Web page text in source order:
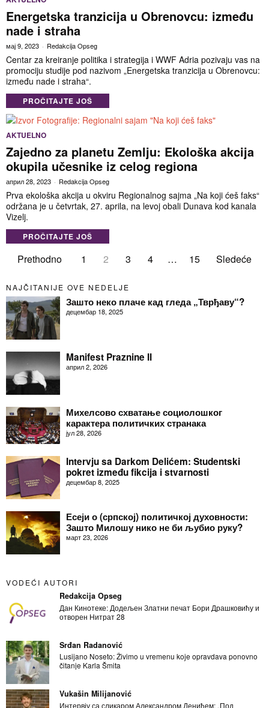
Energetska tranzicija u Obrenovcu: između
nade i straha
мај 9, 2023 Redakcija Opseg
Centar za kreiranje politika i strategija i WWF Adria pozivaju vas na
promociju studije pod nazivom „Energetska tranzicija u Obrenovcu:
između nade i straha“.
PROČITAJTE JOŠ
AKTUELNO
Zajedno za planetu Zemlju: Ekološka akcija
okupila učesnike iz celog regiona
април 28, 2023 Redakcija Opseg
Prva ekološka akcija u okviru Regionalnog sajma „Na koji ćeš faks“
održana je u četvrtak, 27. aprila, na levoj obali Dunava kod kanala
Vizelj.
PROČITAJTE JOŠ
Prethodno 1 2 3 4 … 15 Sledeće
NAJČITANIJE OVE NEDELJE
Зашто неко плаче кад гледа „Тврђаву“?
децембар 18, 2025
Manifest Praznine II
април 2, 2026
Михелсово схватање социолошког
карактера политичких странака
јул 28, 2026
Intervju sa Darkom Delićem: Studentski
pokret između fikcija i stvarnosti
децембар 8, 2025
Есеји о (српској) политичкој духовности:
Зашто Милошу нико не би љубио руку?
март 23, 2026
VODEĆI AUTORI
Redakcija Opseg
Дан Кинотеке: Додељен Златни печат Бори Драшковићу и
отворен Нитрат 28
Srđan Radanović
Lusijano Noseto: Živimo u vremenu koje opravdava ponovno
čitanje Karla Šmita
Vukašin Milijanović
Интервју са сликаром Александром Денићем: „Под